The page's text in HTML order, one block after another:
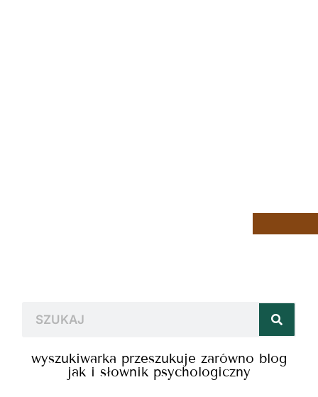
wyszukiwarka przeszukuje zarówno blog
jak i słownik psychologiczny